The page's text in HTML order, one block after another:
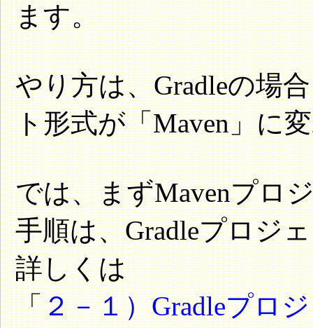
ます。
やり方は、Gradleの場
ト形式が「Maven」に
では、まずMavenプロ
手順は、Gradleプロジ
詳しくは
「２－１）Gradleプロ